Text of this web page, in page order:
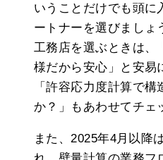
いうことだけでも頭に
ートナーを選びましょ
工務店を選ぶときは、
様だから安心」と安易
「許容応力度計算で
か？」もあわせてチェ
また、2025年4月以降